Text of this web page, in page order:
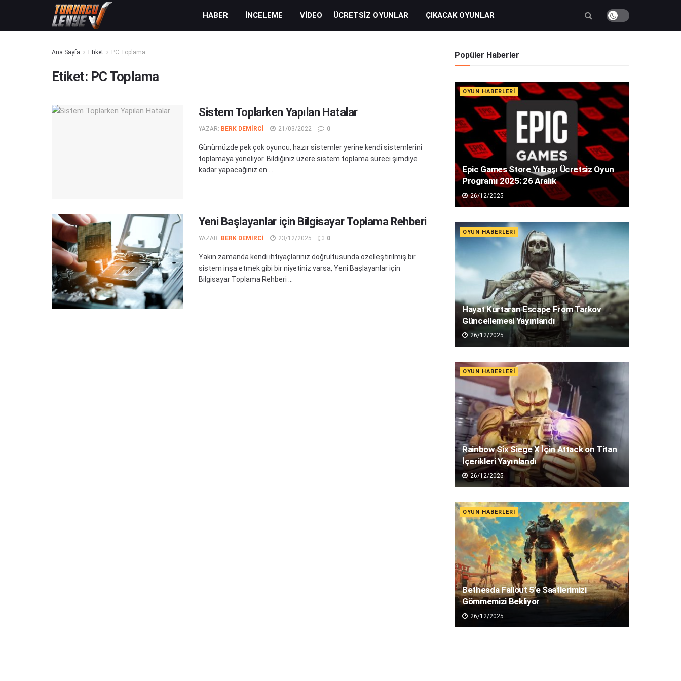
HABER İNCELEME VIDEO ÜCRETSIZ OYUNLAR ÇIKACAK OYUNLAR
Ana Sayfa Etiket PC Toplama
Etiket: PC Toplama
Sistem Toplarken Yapılan Hatalar
YAZAR: BERK DEMIRCI 21/03/2022 0
Günümüzde pek çok oyuncu, hazır sistemler yerine kendi sistemlerini
toplamaya yöneliyor. Bildiğiniz üzere sistem toplama süreci şimdiye
kadar yapacağınız en ...
Yeni Başlayanlar için Bilgisayar Toplama Rehberi
YAZAR: BERK DEMIRCI 23/12/2025 0
Yakın zamanda kendi ihtiyaçlarınız doğrultusunda özelleştirilmiş bir
sistem inşa etmek gibi bir niyetiniz varsa, Yeni Başlayanlar için
Bilgisayar Toplama Rehberi ...
Popüler Haberler
OYUN HABERLERI
Epic Games Store Yılbaşı Ücretsiz Oyun
Programı 2025: 26 Aralık
26/12/2025
OYUN HABERLERI
Hayat Kurtaran Escape From Tarkov
Güncellemesi Yayınlandı
26/12/2025
OYUN HABERLERI
Rainbow Six Siege X İçin Attack on Titan
İçerikleri Yayınlandı
26/12/2025
OYUN HABERLERI
Bethesda Fallout 5’e Saatlerimizi
Gömmemizi Bekliyor
26/12/2025